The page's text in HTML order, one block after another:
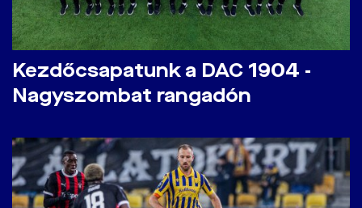
Kezdőcsapatunk a DAC 1904 -
Nagyszombat rangadón